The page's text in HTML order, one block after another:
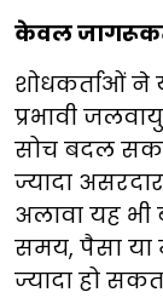
केवल
शोधकर्ताओं ने
प्रभावी
सोच बदल
ज्यादा
अलावा यह भी
समय, पैसा या
ज्यादा हो